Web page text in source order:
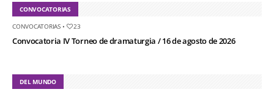
CONVOCATORIAS
CONVOCATORIAS• 23
Convocatoria IV Torneo de dramaturgia / 16 de agosto de 2026
DEL MUNDO